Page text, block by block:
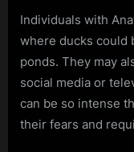
Individuals with
where ducks could
ponds. They may
social media or
can be so intense
their fears and